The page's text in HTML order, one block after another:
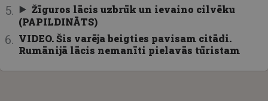
Žīguros lācis uzbrūk un ievaino cilvēku
(PAPILDINĀTS)
VIDEO. Šis varēja beigties pavisam citādi.
Rumānijā lācis nemanīti pielavās tūristam